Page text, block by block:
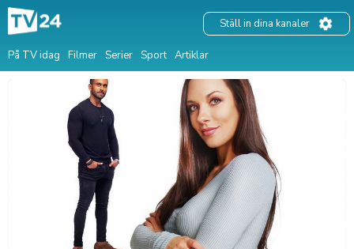
På TV idag Filmer Serier Sport Artiklar
Ställ in dina kanaler